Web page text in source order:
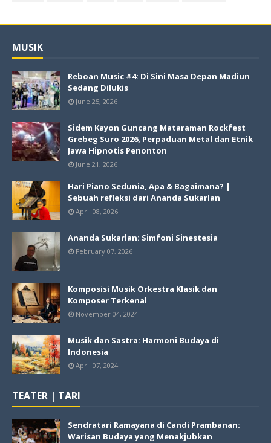
MUSIK
Reboan Music #4: Di Sini Masa Depan Madiun
Sedang Dilukis
June 25, 2026
Sidem Kayon Guncang Mataraman Rockfest
Grebeg Suro 2026, Perpaduan Metal dan Etnik
Jawa Hipnotis Penonton
June 21, 2026
Hari Piano Sedunia, Apa & Bagaimana? |
Sebuah refleksi dari Ananda Sukarlan
April 08, 2026
Ananda Sukarlan: Simfoni Sinestesia
February 07, 2026
Komposisi Musik Orkestra Klasik dan
Komposer Terkenal
November 04, 2024
Musik dan Sastra: Harmoni Budaya di
Indonesia
April 07, 2024
TEATER | TARI
Sendratari Ramayana di Candi Prambanan:
Warisan Budaya yang Menakjubkan